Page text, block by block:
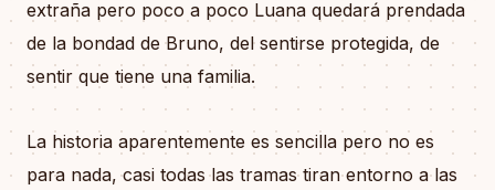
extraña pero poco a poco Luana quedará prendada
de la bondad de Bruno, del sentirse protegida, de
sentir que tiene una familia.
La historia aparentemente es sencilla pero no es
para nada, casi todas las tramas tiran entorno a las